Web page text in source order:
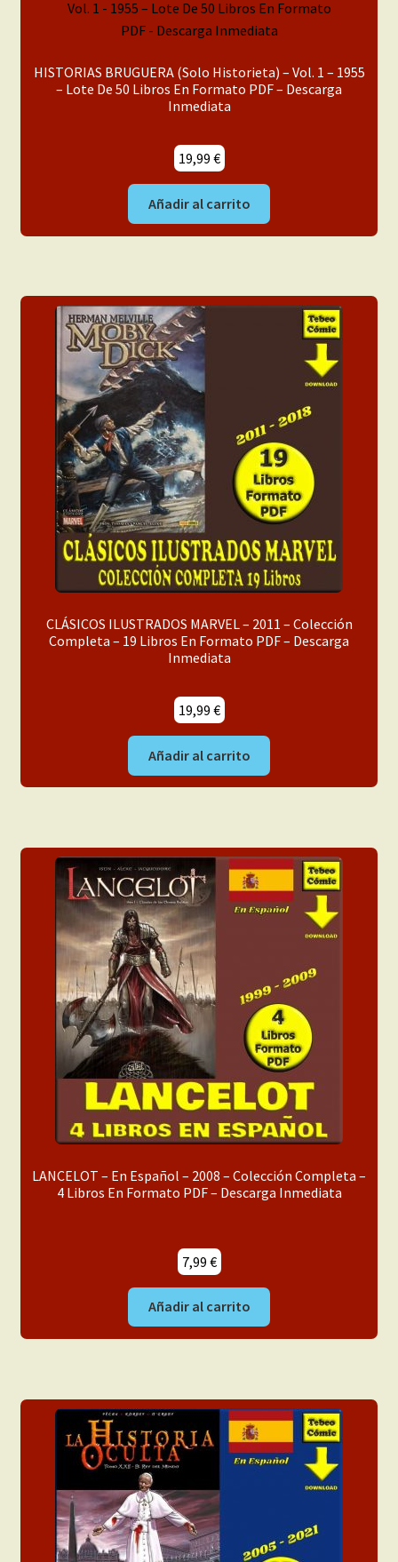
HISTORIAS BRUGUERA (Solo Historieta) – Vol. 1 – 1955
– Lote De 50 Libros En Formato PDF – Descarga
Inmediata
19,99 €
Añadir al carrito
CLÁSICOS ILUSTRADOS MARVEL – 2011 – Colección
Completa – 19 Libros En Formato PDF – Descarga
Inmediata
19,99 €
Añadir al carrito
LANCELOT – En Español – 2008 – Colección Completa –
4 Libros En Formato PDF – Descarga Inmediata
7,99 €
Añadir al carrito